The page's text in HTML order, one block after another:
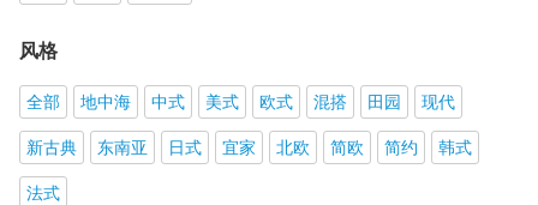
风格
全部 地中海 中式 美式 欧式 混搭 田园
现代
新古典
东南亚 日式 宜家 北欧 简欧 简约
韩式
法式